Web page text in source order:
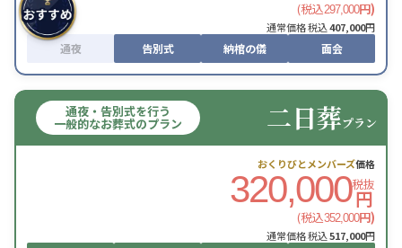
(税込297,000円)
通常価格 税込407,000円
通夜 告別式 納棺の儀 面会
通夜・告別式を行う
一般的なお葬式のプラン 二日葬プラン
おくりびとメンバーズ価格
320,000税抜
円
(税込352,000円)
通常価格 税込517,000円